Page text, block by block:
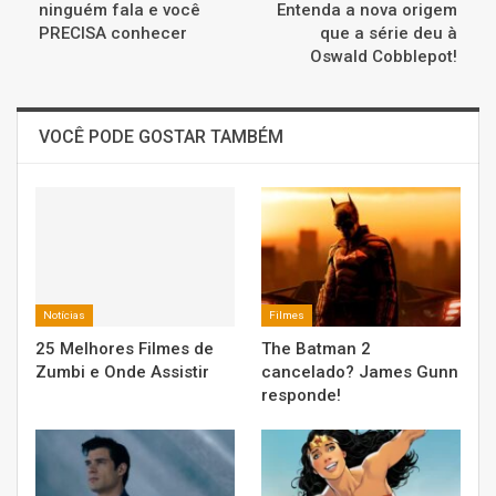
ninguém fala e você
PRECISA conhecer
Entenda a nova origem
que a série deu à
Oswald Cobblepot!
VOCÊ PODE GOSTAR TAMBÉM
Notícias
25 Melhores Filmes de
Zumbi e Onde Assistir
Filmes
The Batman 2
cancelado? James Gunn
responde!